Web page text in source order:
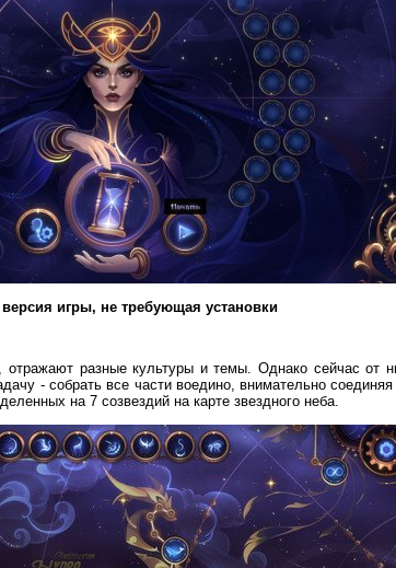
игры, не требующая установки
отражают разные культуры и темы. Однако сейчас от
- собрать все части воедино, внимательно
на 7 созвездий на карте звездного неба.